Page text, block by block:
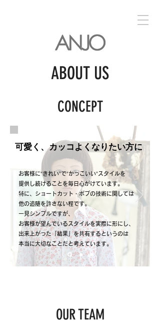
ABOUT US
CONCEPT
​可愛く、カッコよくなりたい方に
お客様に”きれい”で”かっこいい”スタイルを
提供し続けることを毎日心がけています。
特に、ショートカット・ボブの技術に関しては
他の追随を許さない程です。
一見シンプルですが、
お客様が望んでいるスタイルを実際に形にし、
出来上がった「結果」を共有するというのは
本当に大切なことだと考えています。
OUR TEAM